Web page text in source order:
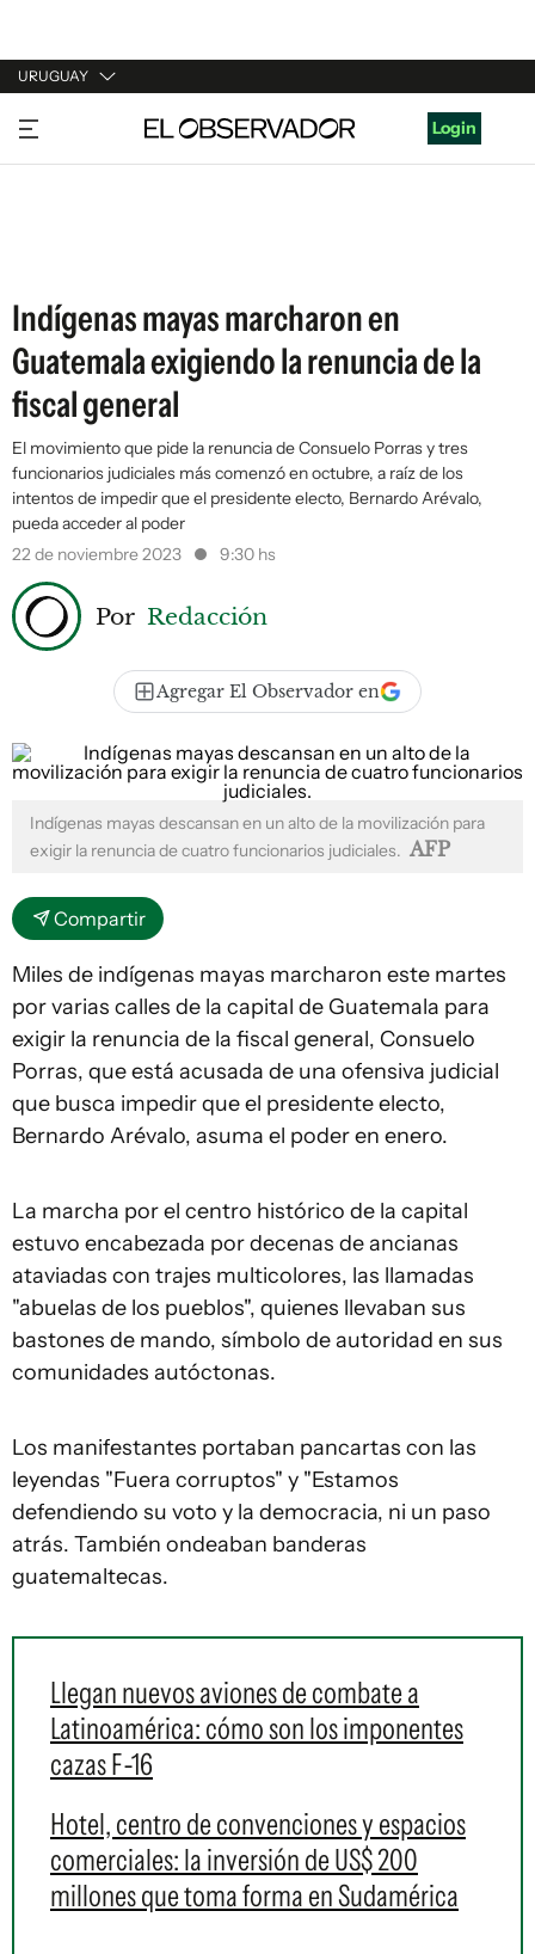
URUGUAY
URUGUAY
ARGENTINA
Login
Indígenas mayas marcharon en
Guatemala exigiendo la renuncia de la
fiscal general
El movimiento que pide la renuncia de Consuelo Porras y tres
funcionarios judiciales más comenzó en octubre, a raíz de los
intentos de impedir que el presidente electo, Bernardo Arévalo,
pueda acceder al poder
22 de noviembre 2023
9:30 hs
Por Redacción
Agregar El Observador en
Indígenas mayas descansan en un alto de la movilización para
exigir la renuncia de cuatro funcionarios judiciales. AFP
Compartir
Miles de indígenas mayas marcharon este martes
por varias calles de la capital de Guatemala para
exigir la renuncia de la fiscal general, Consuelo
Porras, que está acusada de una ofensiva judicial
que busca impedir que el presidente electo,
Bernardo Arévalo, asuma el poder en enero.
La marcha por el centro histórico de la capital
estuvo encabezada por decenas de ancianas
ataviadas con trajes multicolores, las llamadas
"abuelas de los pueblos", quienes llevaban sus
bastones de mando, símbolo de autoridad en sus
comunidades autóctonas.
Los manifestantes portaban pancartas con las
leyendas "Fuera corruptos" y "Estamos
defendiendo su voto y la democracia, ni un paso
atrás. También ondeaban banderas
guatemaltecas.
Llegan nuevos aviones de combate a
Latinoamérica: cómo son los imponentes
cazas F-16
Hotel, centro de convenciones y espacios
comerciales: la inversión de US$ 200
millones que toma forma en Sudamérica